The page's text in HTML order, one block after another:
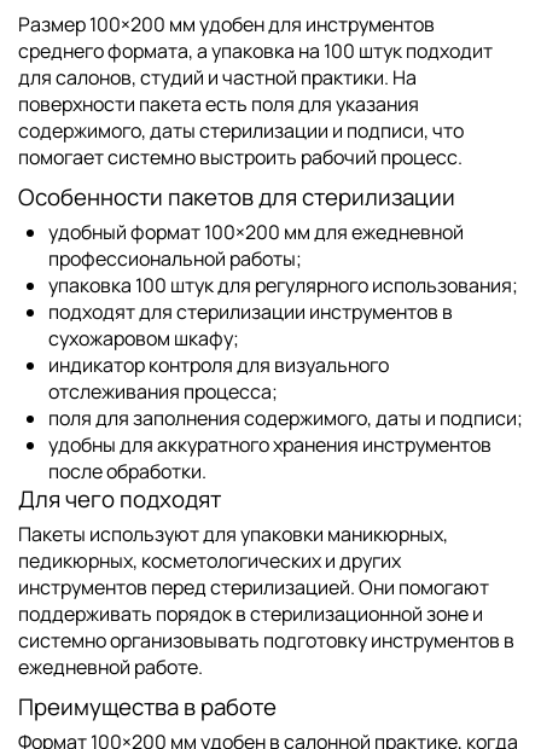
Размер 100×200 мм удобен для инструментов
среднего формата, а упаковка на 100 штук подходит
для салонов, студий и частной практики. На
поверхности пакета есть поля для указания
содержимого, даты стерилизации и подписи, что
помогает системно выстроить рабочий процесс.
Особенности пакетов для стерилизации
удобный формат 100×200 мм для ежедневной
профессиональной работы;
упаковка 100 штук для регулярного использования;
подходят для стерилизации инструментов в
сухожаровом шкафу;
индикатор контроля для визуального
отслеживания процесса;
поля для заполнения содержимого, даты и подписи;
удобны для аккуратного хранения инструментов
после обработки.
Для чего подходят
Пакеты используют для упаковки маникюрных,
педикюрных, косметологических и других
инструментов перед стерилизацией. Они помогают
поддерживать порядок в стерилизационной зоне и
системно организовывать подготовку инструментов в
ежедневной работе.
Преимущества в работе
Формат 100×200 мм удобен в салонной практике, когда